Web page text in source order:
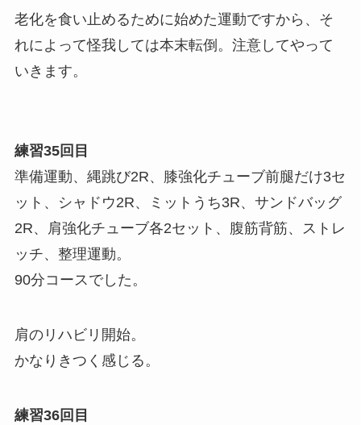
老化を食い止めるために始めた運動ですから、そ
れによって怪我しては本末転倒。注意してやって
いきます。
練習35回目
準備運動、縄跳び2R、膝強化チューブ前腿だけ3セ
ット、シャドウ2R、ミットうち3R、サンドバッグ
2R、肩強化チューブ各2セット、腹筋背筋、ストレ
ッチ、整理運動。
90分コースでした。
肩のリハビリ開始。
かなりきつく感じる。
練習36回目